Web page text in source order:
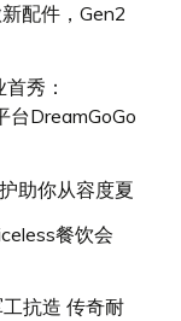
配件，Gen2
秀：
台DreamGoGo
助你从容度夏
餐饮会
抗造 传奇耐